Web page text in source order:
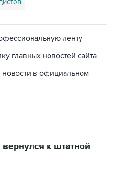
главных новостей сайта
новости в официальном